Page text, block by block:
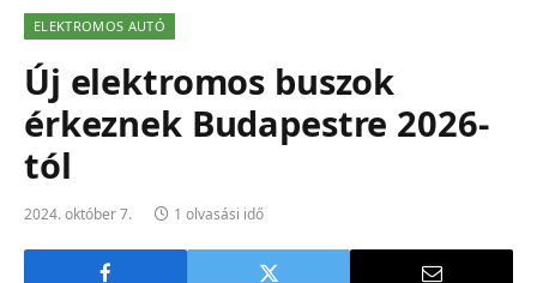
ELEKTROMOS AUTÓ
Új elektromos buszok
érkeznek Budapestre 2026-
tól
2024. október 7. 1 olvasási idő